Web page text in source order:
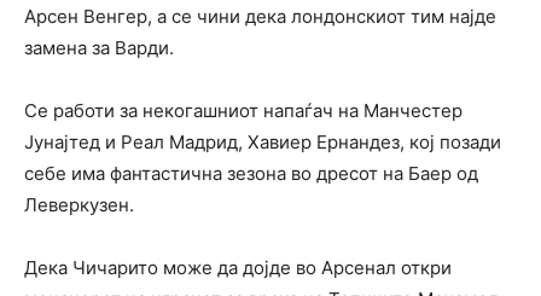
Арсен Венгер, а се чини дека лондонскиот тим најде
замена за Варди.
Се работи за некогашниот напаѓач на Манчестер
Јунајтед и Реал Мадрид, Хавиер Ернандез, кој позади
себе има фантастична зезона во дресот на Баер од
Леверкузен.
Дека Чичарито може да дојде во Арсенал откри